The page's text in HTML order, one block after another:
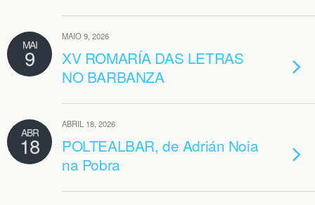
MAI
9
MAIO 9, 2026
XV ROMARÍA DAS LETRAS
NO BARBANZA
ABR
18
ABRIL 18, 2026
POLTEALBAR, de Adrián Noia
na Pobra